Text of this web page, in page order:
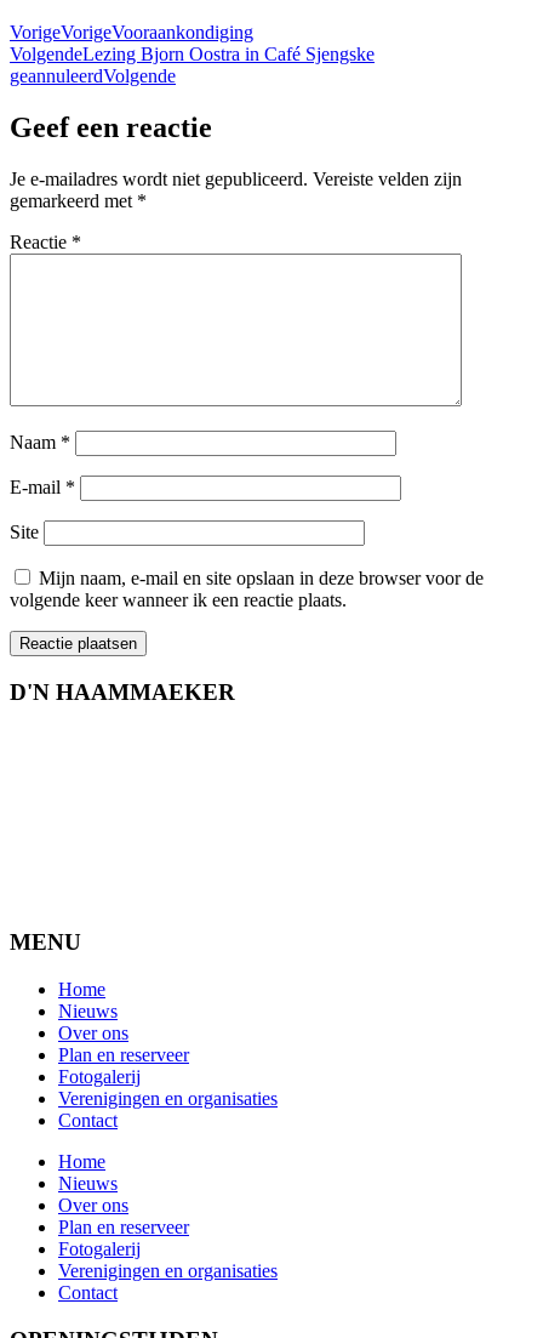
VorigeVorigeVooraankondiging
VolgendeLezing Bjorn Oostra in Café Sjengske
geannuleerdVolgende
Geef een reactie
Je e-mailadres wordt niet gepubliceerd. Vereiste velden zijn
gemarkeerd met *
Reactie *
Naam *
E-mail *
Site
Mijn naam, e-mail en site opslaan in deze browser voor de
volgende keer wanneer ik een reactie plaats.
D'N HAAMMAEKER
MENU
Home
Nieuws
Over ons
Plan en reserveer
Fotogalerij
Verenigingen en organisaties
Contact
Home
Nieuws
Over ons
Plan en reserveer
Fotogalerij
Verenigingen en organisaties
Contact